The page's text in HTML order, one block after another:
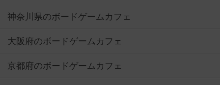
神奈川県のボードゲームカフェ
大阪府のボードゲームカフェ
京都府のボードゲームカフェ